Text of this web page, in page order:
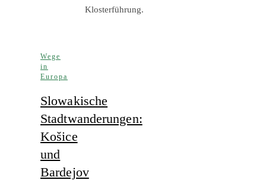
Klosterführung.
Wege
in
Europa
Slowakische
Stadtwanderungen:
Košice
und
Bardejov